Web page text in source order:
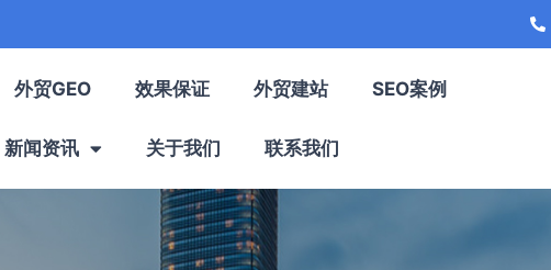
外贸GEO 效果保证 外贸建站 SEO案例
新闻资讯 关于我们 联系我们